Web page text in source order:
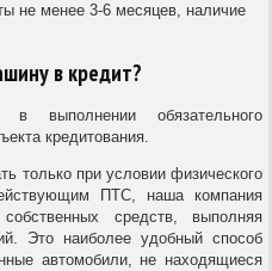
не менее 3-6 месяцев, наличие
в кредит?
выполнении обязательного
кредитования.
только при условии физического
ПТС, наша компания
средств, выполняя
Это наиболее удобный способ
автомобили, не находящиеся